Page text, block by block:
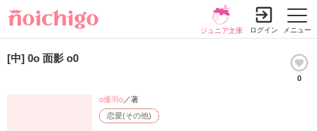
メニュー
ジュニア文庫 ログイン
[中] 0o 面影 o0
0
恋愛(その他)
o優羽o／著